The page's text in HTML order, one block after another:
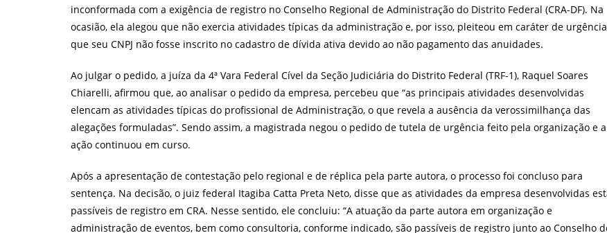
inconformada com a exigência de registro no Conselho Regional de Administração do Distrito Federal (CRA-DF). Na
ocasião, ela alegou que não exercia atividades típicas da administração e, por isso, pleiteou em caráter de urgência
que seu CNPJ não fosse inscrito no cadastro de dívida ativa devido ao não pagamento das anuidades.
Ao julgar o pedido, a juíza da 4ª Vara Federal Cível da Seção Judiciária do Distrito Federal (TRF-1), Raquel Soares
Chiarelli, afirmou que, ao analisar o pedido da empresa, percebeu que “as principais atividades desenvolvidas
elencam as atividades típicas do profissional de Administração, o que revela a ausência da verossimilhança das
alegações formuladas”. Sendo assim, a magistrada negou o pedido de tutela de urgência feito pela organização e a
ação continuou em curso.
Após a apresentação de contestação pelo regional e de réplica pela parte autora, o processo foi concluso para
sentença. Na decisão, o juiz federal Itagiba Catta Preta Neto, disse que as atividades da empresa desenvolvidas
passíveis de registro em CRA. Nesse sentido, ele concluiu: “A atuação da parte autora em organização e
administração de eventos, bem como consultoria, conforme indicado, são passíveis de registro junto ao Conselho